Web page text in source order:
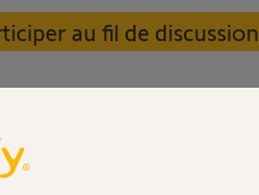
au fil de discussion